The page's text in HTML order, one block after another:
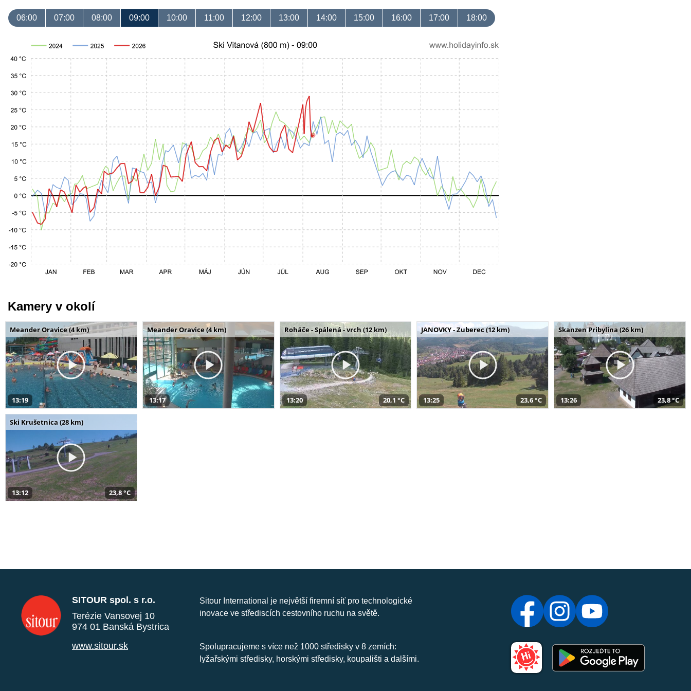
06:00 07:00 08:00 09:00 10:00 11:00 12:00 13:00 14:00 15:00 16:00 17:00 18:00
Kamery v okolí
Meander Oravice (4 km)
13:19
Meander Oravice (4 km)
13:17
Roháče - Spálená - vrch (12 km)
13:20 20,1 °C
JANOVKY - Zuberec (12 km)
13:25 23,6 °C
Skanzen Pribylina (26 km)
13:26 23,8 °C
Ski Krušetnica (28 km)
13:12 23,8 °C
SITOUR spol. s r.o.
Terézie Vansovej 10
974 01 Banská Bystrica
www.sitour.sk
Sitour International je největší firemní síť pro technologické
inovace ve střediscích cestovního ruchu na světě.
Spolupracujeme s více než 1000 středisky v 8 zemích:
lyžařskými středisky, horskými středisky, koupališti a dalšími.